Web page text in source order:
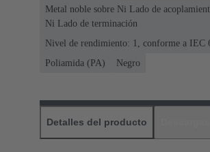
Metal noble sobre Ni Lado de
Ni Lado de terminación
Nivel de rendimiento: 1, conforme a IEC
Poliamida (PA)
Negro
Detalles del producto